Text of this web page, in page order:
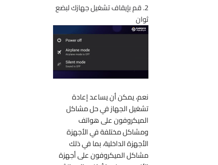
2. قم بإيقاف تشغيل جهازك لبضع
ثوان
نعم، يمكن أن يساعد إعادة
تشغيل الجهاز في حل مشاكل
الميكروفون على هواتف
ومشاكل مختلفة في الأجهزة
الأجهزة الداخلية، بما في ذلك
مشاكل الميكروفون على أجهزة